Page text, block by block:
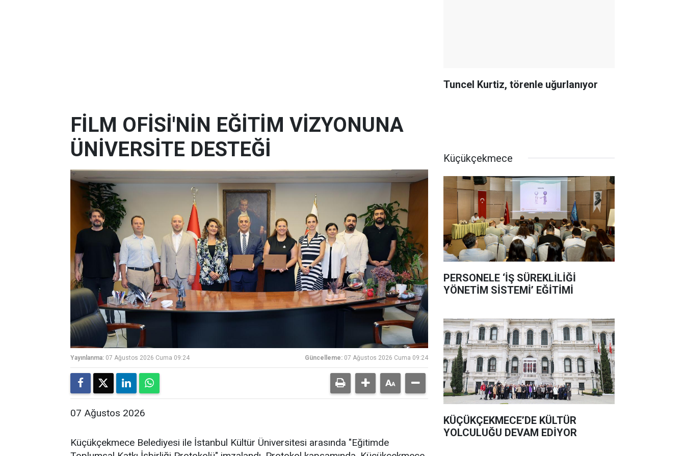
Tuncel Kurtiz, törenle uğurlanıyor
FİLM OFİSİ'NİN EĞİTİM VİZYONUNA
ÜNİVERSİTE DESTEĞİ
Yayınlanma: 07 Ağustos 2026 Cuma 09:24 Güncelleme: 07 Ağustos 2026 Cuma 09:24
07 Ağustos 2026
Küçükçekmece Belediyesi ile İstanbul Kültür Üniversitesi arasında "Eğitimde
Küçükçekmece
PERSONELE ‘İŞ SÜREKLİLİĞİ
YÖNETİM SİSTEMİ’ EĞİTİMİ
KÜÇÜKÇEKMECE’DE KÜLTÜR
YOLCULUĞU DEVAM EDİYOR